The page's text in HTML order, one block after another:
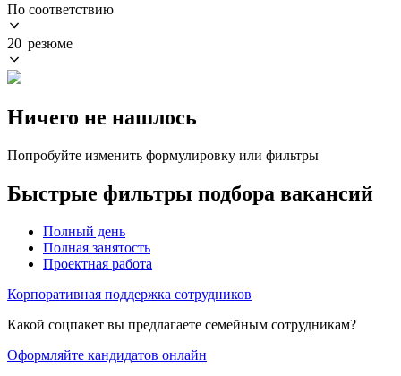
По соответствию
20 резюме
Ничего не нашлось
Попробуйте изменить формулировку или фильтры
Быстрые фильтры подбора вакансий
Полный день
Полная занятость
Проектная работа
Корпоративная поддержка сотрудников
Какой соцпакет вы предлагаете семейным сотрудникам?
Оформляйте кандидатов онлайн